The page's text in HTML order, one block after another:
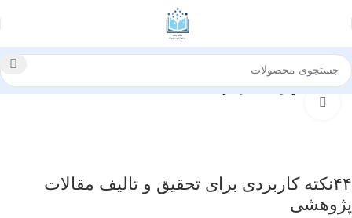
خانه درسي و كمك درسي
۴۴نکته کاربردی برای تحقیق و تالیف مقالات
پژوهشی